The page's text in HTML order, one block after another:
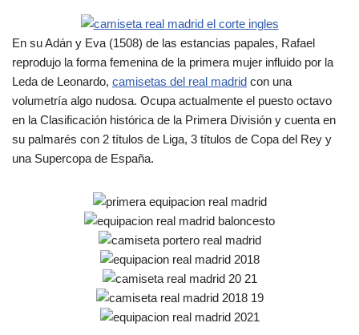
En su Adán y Eva (1508) de las estancias papales, Rafael
reprodujo la forma femenina de la primera mujer influido por la
Leda de Leonardo, camisetas del real madrid con una
volumetría algo nudosa. Ocupa actualmente el puesto octavo
en la Clasificación histórica de la Primera División y cuenta en
su palmarés con 2 títulos de Liga, 3 títulos de Copa del Rey y
una Supercopa de España.